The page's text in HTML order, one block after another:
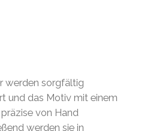
werden sorgfältig
und das Motiv mit einem
von Hand
werden sie in